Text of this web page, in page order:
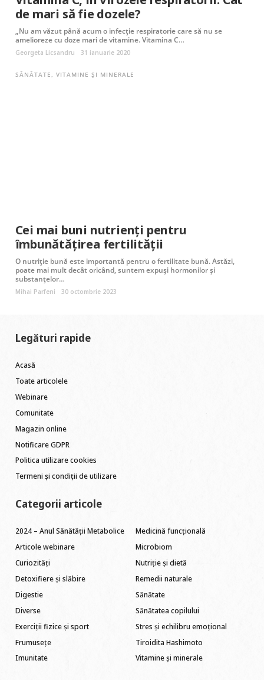
de mari să fie dozele?
„Nu am văzut până acum o infecție respiratorie care să nu se
amelioreze cu doze mari de vitamine. Vitamina C…
Georgeta Licsandru 31 ianuarie 2020
SĂNĂTATE, VITAMINE ȘI MINERALE
Cei mai buni nutrienți pentru
îmbunătățirea fertilității
O nutriție bună este importantă pentru o fertilitate bună. Astăzi,
poate mai mult decât oricând, suntem expuși hormonilor și
substanțelor…
Mihai Parfeni 30 octombrie 2023
Legături rapide
Acasă
Toate articolele
Webinare
Comunitate
Magazin online
Notificare GDPR
Politica utilizare cookies
Termeni și condiții de utilizare
Categorii articole
2024 – Anul Sănătății Metabolice
Articole webinare
Curiozități
Detoxifiere și slăbire
Digestie
Diverse
Exerciții fizice și sport
Frumusețe
Imunitate
Medicină funcțională
Microbiom
Nutriție și dietă
Remedii naturale
Sănătate
Sănătatea copilului
Stres și echilibru emoțional
Tiroidita Hashimoto
Vitamine și minerale